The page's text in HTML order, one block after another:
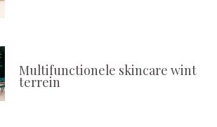
Multifunctionele skincare wint
terrein